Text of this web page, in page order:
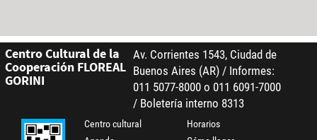
Centro Cultural de la
Cooperación FLOREAL
GORINI
Av. Corrientes 1543, Ciudad de
Buenos Aires (AR) / Informes:
011 5077-8000 o 011 6091-7000
/ Boletería interno 8313
Centro cultural
Horarios